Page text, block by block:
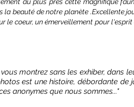
beauté de notre planète .Excellente
le coeur, un émerveillement pour
montrez sans les exhiber, dans
est une histoire, débordante de
anonymes que nous sommes..."